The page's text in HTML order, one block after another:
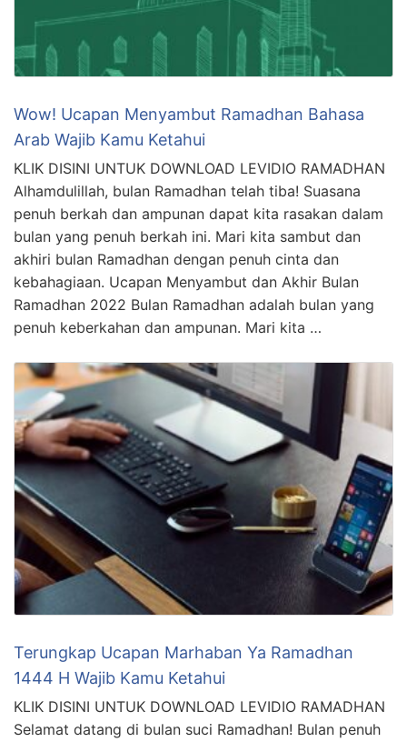
Wow! Ucapan Menyambut Ramadhan Bahasa
Arab Wajib Kamu Ketahui
KLIK DISINI UNTUK DOWNLOAD LEVIDIO RAMADHAN
Alhamdulillah, bulan Ramadhan telah tiba! Suasana
penuh berkah dan ampunan dapat kita rasakan dalam
bulan yang penuh berkah ini. Mari kita sambut dan
akhiri bulan Ramadhan dengan penuh cinta dan
kebahagiaan. Ucapan Menyambut dan Akhir Bulan
Ramadhan 2022 Bulan Ramadhan adalah bulan yang
penuh keberkahan dan ampunan. Mari kita …
Terungkap Ucapan Marhaban Ya Ramadhan
1444 H Wajib Kamu Ketahui
KLIK DISINI UNTUK DOWNLOAD LEVIDIO RAMADHAN
Selamat datang di bulan suci Ramadhan! Bulan penuh